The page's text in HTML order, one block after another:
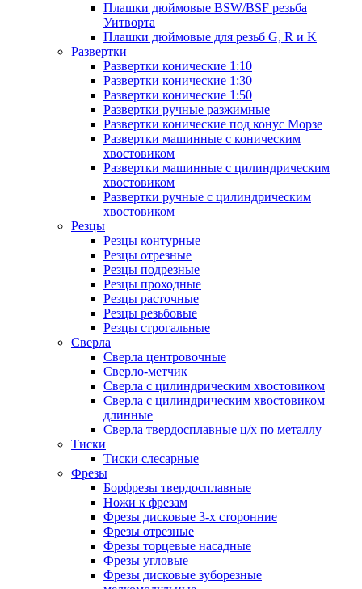
Плашки дюймовые BSW/BSF резьба
Уитворта
Плашки дюймовые для резьб G, R и K
Развертки
Развертки конические 1:10
Развертки конические 1:30
Развертки конические 1:50
Развертки ручные разжимные
Развертки конические под конус Морзе
Развертки машинные с коническим
хвостовиком
Развертки машинные с цилиндрическим
хвостовиком
Развертки ручные с цилиндрическим
хвостовиком
Резцы
Резцы контурные
Резцы отрезные
Резцы подрезные
Резцы проходные
Резцы расточные
Резцы резьбовые
Резцы строгальные
Сверла
Сверла центровочные
Сверло-метчик
Сверла с цилиндрическим хвостовиком
Сверла с цилиндрическим хвостовиком
длинные
Сверла твердосплавные ц/х по металлу
Тиски
Тиски слесарные
Фрезы
Борфрезы твердосплавные
Ножи к фрезам
Фрезы дисковые 3-х сторонние
Фрезы отрезные
Фрезы торцевые насадные
Фрезы угловые
Фрезы дисковые зуборезные